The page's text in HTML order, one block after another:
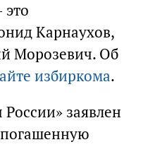
Карнаухов,
Морозевич. Об
избиркома.
заявлен